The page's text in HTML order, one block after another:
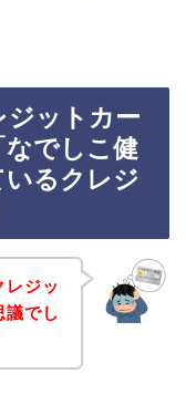
ジットカー
なでしこ健
いるクレジ
ジッ
議でし